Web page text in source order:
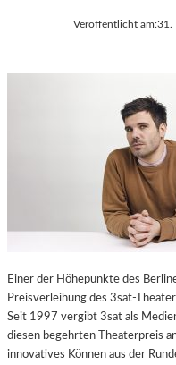
Veröffentlicht am:31.
Einer der Höhepunkte des
Preisverleihung des 3sat-
Seit 1997 vergibt 3sat als
diesen begehrten Theaterpreis
innovatives Können aus der